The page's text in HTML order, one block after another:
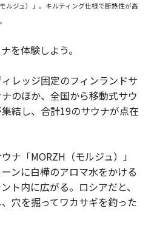
ルジュ）」。キルティング仕様で断熱性が高
を体験しよう。
レッジ固定のフィンランドサ
のほか、全国から移動式サウ
結し、合計19のサウナが点在
ナ「MORZH（モルジュ）」
ンに白樺のアロマ水をかける
ト内に広がる。ロシアだと、
穴を掘ってワカサギを釣った